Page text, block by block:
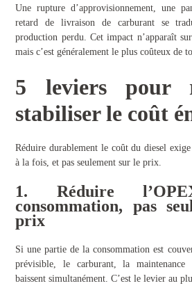
Une rupture d’approvisionnement, une
retard de livraison de carburant se
production perdu. Cet impact n’apparaît
mais c’est généralement le plus coûteux de
5 leviers pour
stabiliser le coût
Réduire durablement le coût du diesel
à la fois, et pas seulement sur le prix.
1. Réduire
consommation, pas
prix
Si une partie de la consommation est
prévisible, le carburant, la maintenance
baissent simultanément. C’est le levier au